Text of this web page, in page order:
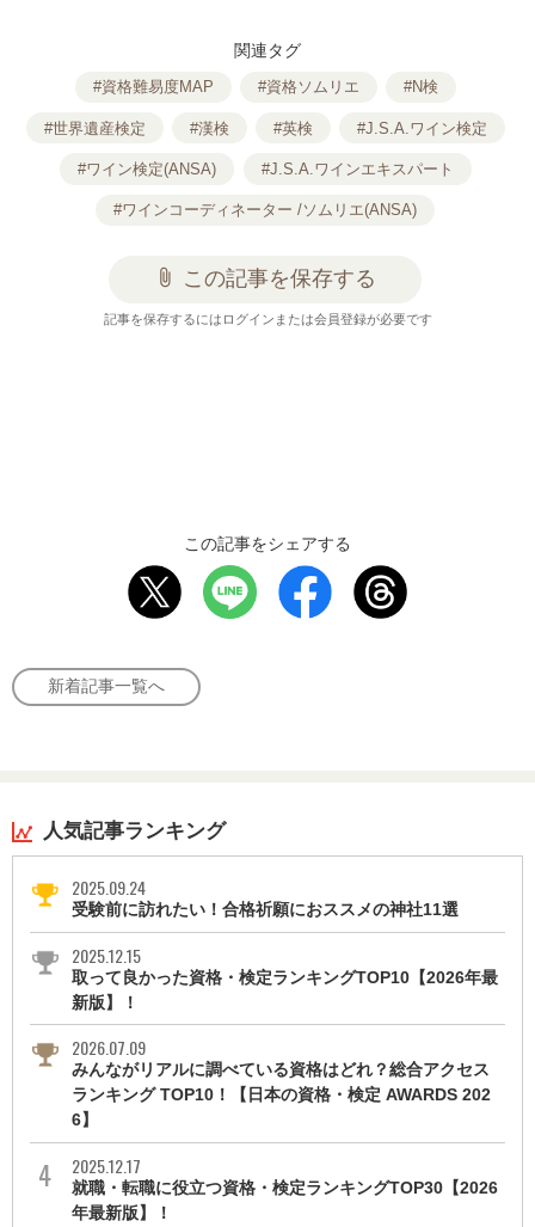
関連タグ
#資格難易度MAP #資格ソムリエ #N検
#世界遺産検定 #漢検 #英検 #J.S.A.ワイン検定
#ワイン検定(ANSA) #J.S.A.ワインエキスパート
#ワインコーディネーター /ソムリエ(ANSA)
attach_file この記事を保存する
記事を保存するにはログインまたは会員登録が必要です
この記事をシェアする
新着記事一覧へ
人気記事ランキング
2025.09.24
受験前に訪れたい！合格祈願におススメの神社11選
2025.12.15
取って良かった資格・検定ランキングTOP10【2026年最
新版】！
2026.07.09
みんながリアルに調べている資格はどれ？総合アクセス
ランキング TOP10！【日本の資格・検定 AWARDS 202
6】
2025.12.17
就職・転職に役立つ資格・検定ランキングTOP30【2026
年最新版】！